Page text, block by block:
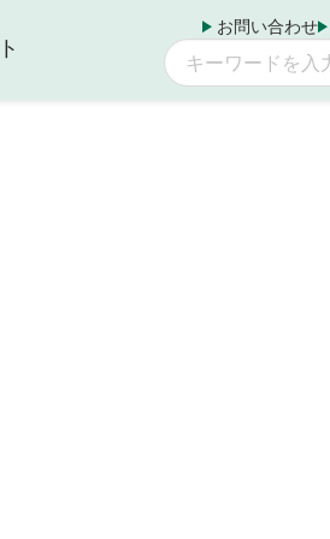
お問い合わせ